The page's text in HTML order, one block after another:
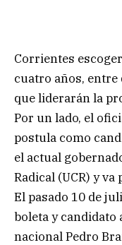
Corrientes
cuatro años, entre
que liderarán la
Por un lado, el
postula como
el actual
Radical (UCR) y
El pasado 10 de
boleta y candidato
nacional Pedro